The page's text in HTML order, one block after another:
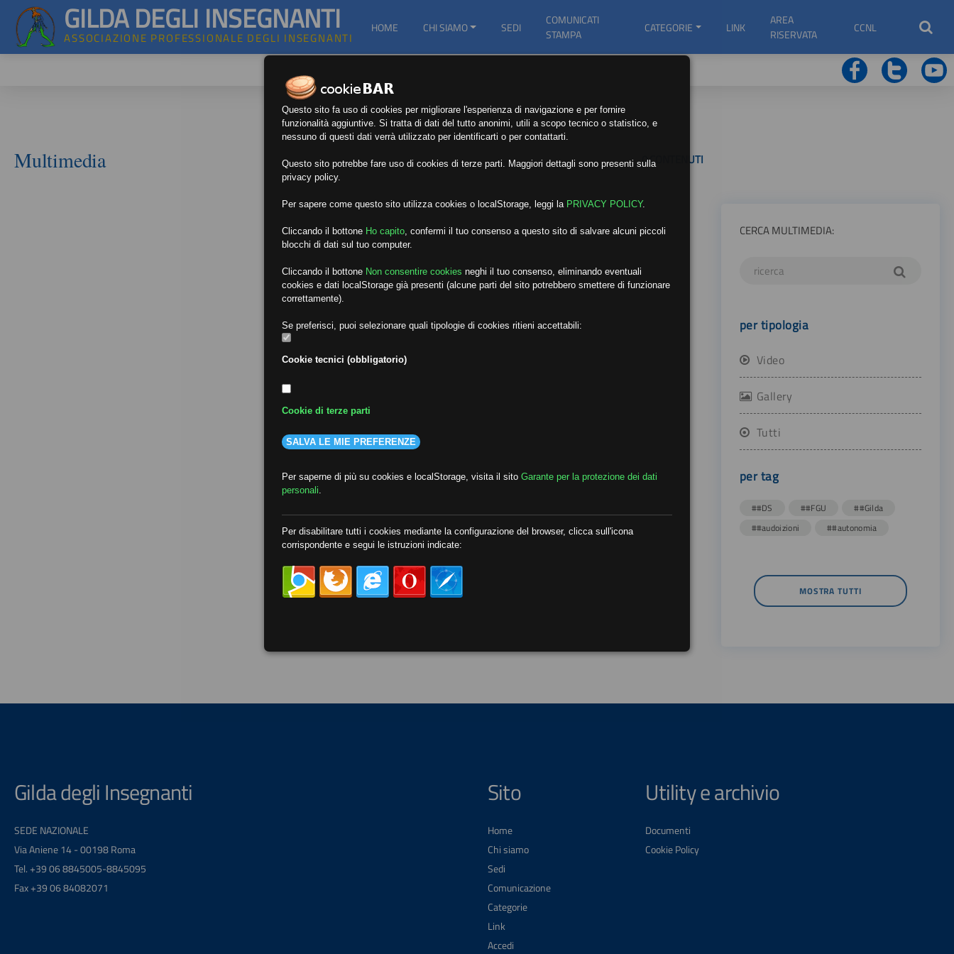
GILDA DEGLI INSEGNANTI
ASSOCIAZIONE PROFESSIONALE DEGLI INSEGNANTI
HOME CHI SIAMO SEDI
COMUNICATI
STAMPA
CATEGORIE LINK
AREA
RISERVATA
CCNL
Multimedia 0 CONTENUTI
CERCA MULTIMEDIA:
per tipologia
Video
Gallery
Tutti
per tag
##DS ##FGU
##Gilda
##audoizioni
##autonomia
MOSTRA TUTTI
Gilda degli Insegnanti
SEDE NAZIONALE
Via Aniene 14 - 00198 Roma
Tel. +39 06 8845005-8845095
Fax +39 06 84082071
Sito
Home
Chi siamo
Sedi
Comunicazione
Categorie
Link
Accedi
Utility e archivio
Documenti
Cookie Policy
Questo sito fa uso di cookies per migliorare l'esperienza di navigazione e per fornire
funzionalità aggiuntive. Si tratta di dati del tutto anonimi, utili a scopo tecnico o statistico, e
nessuno di questi dati verrà utilizzato per identificarti o per contattarti.
Questo sito potrebbe fare uso di cookies di terze parti. Maggiori dettagli sono presenti sulla
privacy policy.
Per sapere come questo sito utilizza cookies o localStorage, leggi la PRIVACY POLICY.
Cliccando il bottone Ho capito, confermi il tuo consenso a questo sito di salvare alcuni piccoli
blocchi di dati sul tuo computer.
Cliccando il bottone Non consentire cookies neghi il tuo consenso, eliminando eventuali
cookies e dati localStorage già presenti (alcune parti del sito potrebbero smettere di funzionare
correttamente).
Se preferisci, puoi selezionare quali tipologie di cookies ritieni accettabili:
Cookie tecnici (obbligatorio)
Cookie di terze parti
SALVA LE MIE PREFERENZE
Per saperne di più su cookies e localStorage, visita il sito Garante per la protezione dei dati
personali.
Per disabilitare tutti i cookies mediante la configurazione del browser, clicca sull'icona
corrispondente e segui le istruzioni indicate: